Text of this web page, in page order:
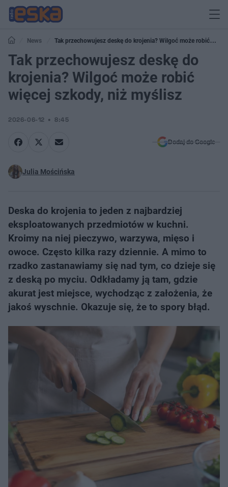
News
Tak przechowujesz deskę do krojenia? Wilgoć może robić
więcej szkody, niż myślisz
Tak przechowujesz deskę do
krojenia? Wilgoć może robić
więcej szkody, niż myślisz
2026-06-12 8:45
Dodaj do Google
Julia Mościńska
Deska do krojenia to jeden z najbardziej
eksploatowanych przedmiotów w kuchni.
Kroimy na niej pieczywo, warzywa, mięso i
owoce. Często kilka razy dziennie. A mimo to
rzadko zastanawiamy się nad tym, co dzieje się
z deską po myciu. Odkładamy ją tam, gdzie
akurat jest miejsce, wychodząc z założenia, że
jakoś wyschnie. Okazuje się, że to spory błąd.